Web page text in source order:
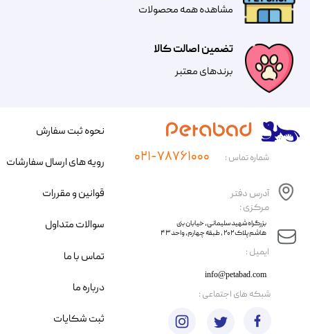
تضمین اصالت کالا
​​برندهای معتبر​​​​​​​
مشاهده همه محصولات
​ایمیل :
آدرس دفتر
مرکزی :
info@petabad.com
​​بزرگراه شهید سلیمانی، خیابان بنی
هاشم پلاک ۲۰۲ ، طبقه چهارم، واحد ۴۳
شماره تماس : ۰۲۱-۷۸۷۶۱۰۰۰
نحوه ثبت سفارش
رویه های ارسال سفارشات
قوانین و مقررات
سوالات متداول
تماس با ما
درباره ما
ثبت شکایات
​شبکه های اجتماعی :